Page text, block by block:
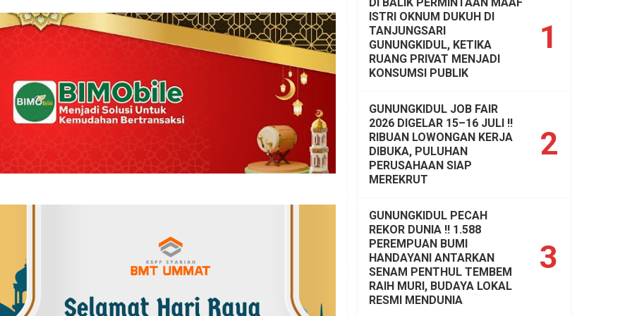
1
ISTRI OKNUM DUKUH DI
TANJUNGSARI
GUNUNGKIDUL, KETIKA
RUANG PRIVAT MENJADI
KONSUMSI PUBLIK
2
GUNUNGKIDUL JOB FAIR
2026 DIGELAR 15–16 JULI !!
RIBUAN LOWONGAN KERJA
DIBUKA, PULUHAN
PERUSAHAAN SIAP
MEREKRUT
3
GUNUNGKIDUL PECAH
REKOR DUNIA !! 1.588
PEREMPUAN BUMI
HANDAYANI ANTARKAN
SENAM PENTHUL TEMBEM
RAIH MURI, BUDAYA LOKAL
RESMI MENDUNIA